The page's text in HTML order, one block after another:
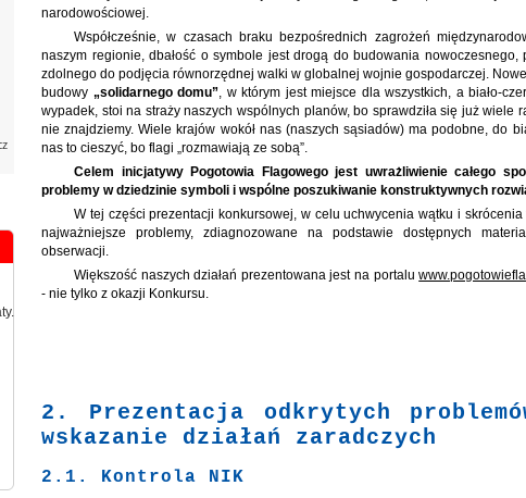
narodowościowej.
Współcześnie, w czasach braku bezpośrednich zagrożeń
naszym regionie, dbałość o symbole jest drogą do budowania nowoczesnego,
zdolnego do podjęcia równorzędnej walki w globalnej wojnie gospodarczej.
budowy „solidarnego domu” , w którym jest miejsce dla wszystkich, a biało-
wypadek, stoi na straży naszych wspólnych planów, bo sprawdziła się już wiele
nie znajdziemy. Wiele krajów wokół nas (naszych sąsiadów) ma podobne, do
nas to cieszyć, bo flagi „rozmawiają ze sobą”.
Celem inicjatywy Pogotowia Flagowego jest uwrażliwienie całego
problemy w dziedzinie symboli i wspólne poszukiwanie konstruktywnych
W tej części prezentacji konkursowej, w celu uchwycenia wątku i
najważniejsze problemy, zdiagnozowane na podstawie dostępnych
obserwacji.
Większość naszych działań prezentowana jest na portalu
- nie tylko z okazji Konkursu.
2. Prezentacja odkrytych
wskazanie działań zaradczych
2.1. Kontrola NIK